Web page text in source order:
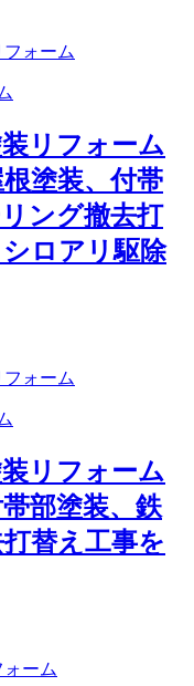
リフォーム
塗装、付帯
ング撤去打
ロアリ駆除
リフォーム
部塗装、鉄
替え工事を